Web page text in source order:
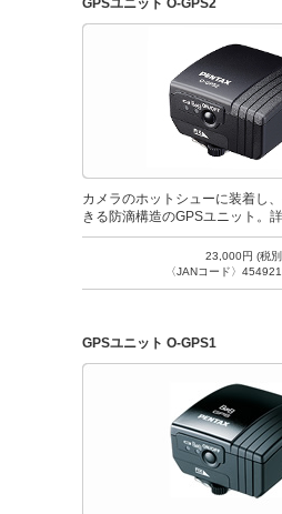
GPSユニット O-GPS2
カメラのホットシューに装着し
きる防滴構造のGPSユニット。
23,000円 (税別
〈JANコード〉
GPSユニット O-GPS1